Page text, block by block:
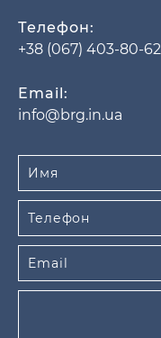
Телефон:
+38 (067) 403-80-62
Email:
info@brg.in.ua